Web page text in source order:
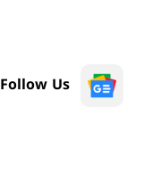
Follow Us